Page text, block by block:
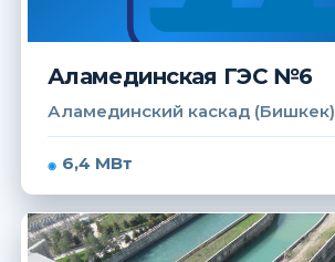
Аламединская ГЭС №6
Аламединский каскад (Бишкек)
6,4 МВт